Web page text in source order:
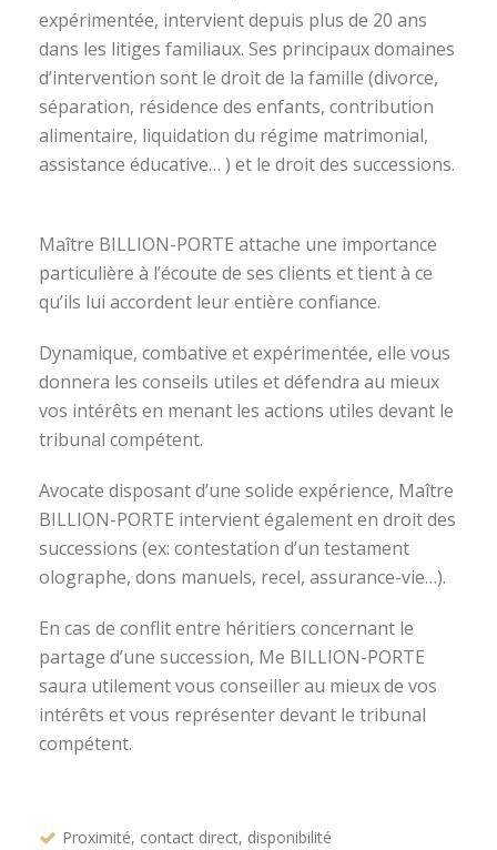
expérimentée, intervient depuis plus de 20 ans
dans les litiges familiaux. Ses principaux domaines
d’intervention sont le droit de la famille (divorce,
séparation, résidence des enfants, contribution
alimentaire, liquidation du régime matrimonial,
assistance éducative… ) et le droit des successions.
Maître BILLION-PORTE attache une importance
particulière à l’écoute de ses clients et tient à ce
qu’ils lui accordent leur entière confiance.
Dynamique, combative et expérimentée, elle vous
donnera les conseils utiles et défendra au mieux
vos intérêts en menant les actions utiles devant le
tribunal compétent.
Avocate disposant d’une solide expérience, Maître
BILLION-PORTE intervient également en droit des
successions (ex: contestation d’un testament
olographe, dons manuels, recel, assurance-vie…).
En cas de conflit entre héritiers concernant le
partage d’une succession, Me BILLION-PORTE
saura utilement vous conseiller au mieux de vos
intérêts et vous représenter devant le tribunal
compétent.
Proximité, contact direct, disponibilité